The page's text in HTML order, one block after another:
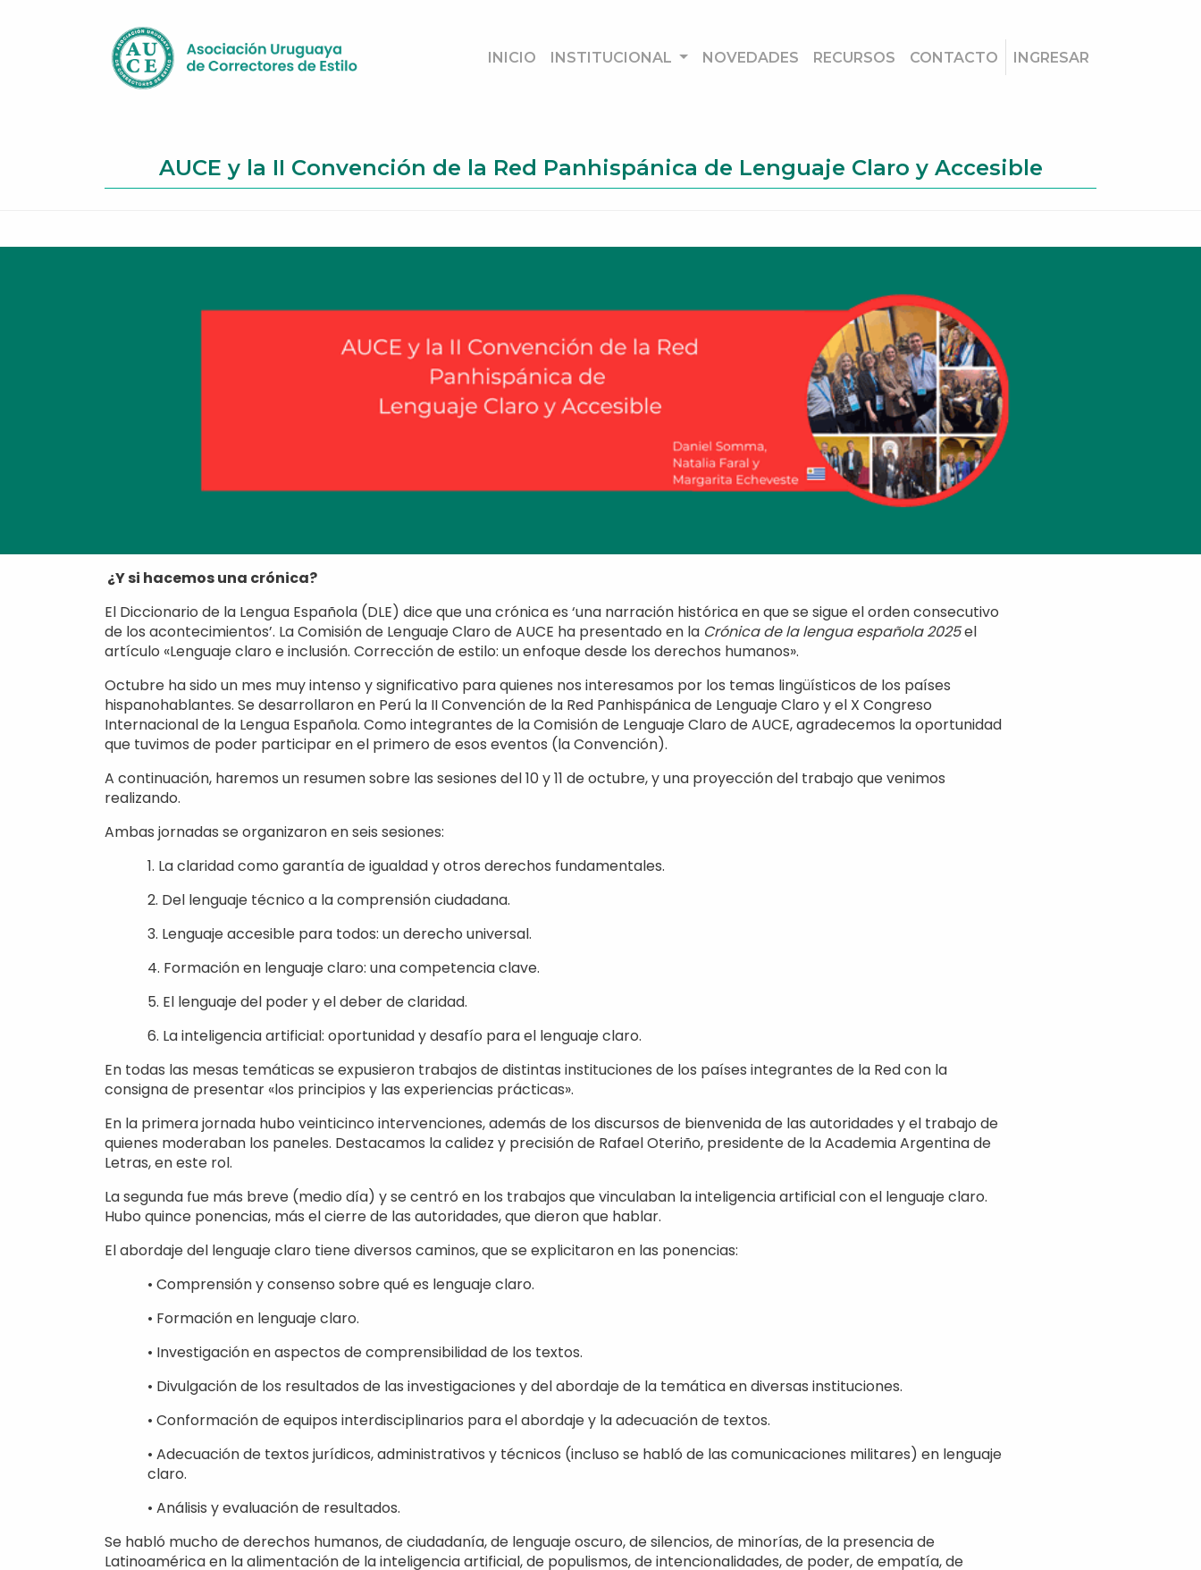
INICIO INSTITUCIONAL NOVEDADES RECURSOS CONTACTO INGRESAR
AUCE y la II Convención de la Red Panhispánica de Lenguaje Claro y Accesible
¿Y si hacemos una crónica?
El Diccionario de la Lengua Española (DLE) dice que una crónica es ‘una narración histórica en que se sigue el orden consecutivo
de los acontecimientos’. La Comisión de Lenguaje Claro de AUCE ha presentado en la Crónica de la lengua española 2025el
artículo «Lenguaje claro e inclusión. Corrección de estilo: un enfoque desde los derechos humanos».
Octubre ha sido un mes muy intenso y significativo para quienes nos interesamos por los temas lingüísticos de los países
hispanohablantes. Se desarrollaron en Perú la II Convención de la Red Panhispánica de Lenguaje Claro y el X Congreso
Internacional de la Lengua Española. Como integrantes de la Comisión de Lenguaje Claro de AUCE, agradecemos la oportunidad
que tuvimos de poder participar en el primero de esos eventos (la Convención).
A continuación, haremos un resumen sobre las sesiones del 10 y 11 de octubre, y una proyección del trabajo que venimos
realizando.
Ambas jornadas se organizaron en seis sesiones:
1. La claridad como garantía de igualdad y otros derechos fundamentales.
2. Del lenguaje técnico a la comprensión ciudadana.
3. Lenguaje accesible para todos: un derecho universal.
4. Formación en lenguaje claro: una competencia clave.
5. El lenguaje del poder y el deber de claridad.
6. La inteligencia artificial: oportunidad y desafío para el lenguaje claro.
En todas las mesas temáticas se expusieron trabajos de distintas instituciones de los países integrantes de la Red con la
consigna de presentar «los principios y las experiencias prácticas».
En la primera jornada hubo veinticinco intervenciones, además de los discursos de bienvenida de las autoridades y el trabajo de
quienes moderaban los paneles. Destacamos la calidez y precisión de Rafael Oteriño, presidente de la Academia Argentina de
Letras, en este rol.
La segunda fue más breve (medio día) y se centró en los trabajos que vinculaban la inteligencia artificial con el lenguaje claro.
Hubo quince ponencias, más el cierre de las autoridades, que dieron que hablar.
El abordaje del lenguaje claro tiene diversos caminos, que se explicitaron en las ponencias:
• Comprensión y consenso sobre qué es lenguaje claro.
• Formación en lenguaje claro.
• Investigación en aspectos de comprensibilidad de los textos.
• Divulgación de los resultados de las investigaciones y del abordaje de la temática en diversas instituciones.
• Conformación de equipos interdisciplinarios para el abordaje y la adecuación de textos.
• Adecuación de textos jurídicos, administrativos y técnicos (incluso se habló de las comunicaciones militares) en lenguaje
claro.
• Análisis y evaluación de resultados.
Se habló mucho de derechos humanos, de ciudadanía, de lenguaje oscuro, de silencios, de minorías, de la presencia de
Latinoamérica en la alimentación de la inteligencia artificial, de populismos, de intencionalidades, de poder, de empatía, de